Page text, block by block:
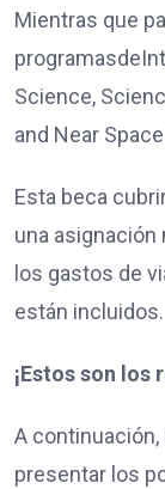
Mientras que
Science,
and Near
Esta beca
una
los gastos de
están incluidos.
¡Estos son los
A
presentar los